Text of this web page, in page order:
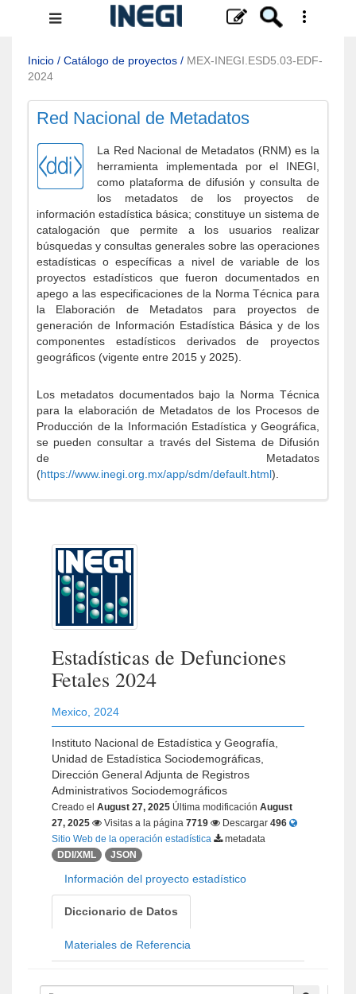
Menú
navegación
Inicio / Catálogo de proyectos / MEX-INEGI.ESD5.03-EDF-
2024
Red Nacional de Metadatos
La Red Nacional de Metadatos (RNM) es la
herramienta implementada por el INEGI,
como plataforma de difusión y consulta de
los metadatos de los proyectos de
información estadística básica; constituye un sistema de
catalogación que permite a los usuarios realizar
búsquedas y consultas generales sobre las operaciones
estadísticas o específicas a nivel de variable de los
proyectos estadísticos que fueron documentados en
apego a las especificaciones de la Norma Técnica para
la Elaboración de Metadatos para proyectos de
generación de Información Estadística Básica y de los
componentes estadísticos derivados de proyectos
geográficos (vigente entre 2015 y 2025).
Los metadatos documentados bajo la Norma Técnica
para la elaboración de Metadatos de los Procesos de
Producción de la Información Estadística y Geográfica,
se pueden consultar a través del Sistema de Difusión
de Metadatos
(https://www.inegi.org.mx/app/sdm/default.html).
Estadísticas de Defunciones
Fetales 2024
Mexico 2024
Instituto Nacional de Estadística y Geografía,
Unidad de Estadística Sociodemográficas,
Dirección General Adjunta de Registros
Administrativos Sociodemográficos
Creado el August 27, 2025 Última modificación August
27, 2025
Visitas a la página 7719 Descargar 496
Sitio Web de la operación estadística
metadata
DDI/XML
JSON
Información del proyecto estadístico
Diccionario de Datos
Materiales de Referencia